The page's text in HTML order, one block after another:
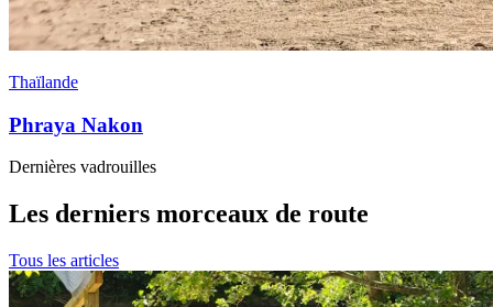
Thaïlande
Phraya Nakon
Dernières vadrouilles
Les derniers morceaux de route
Tous les articles